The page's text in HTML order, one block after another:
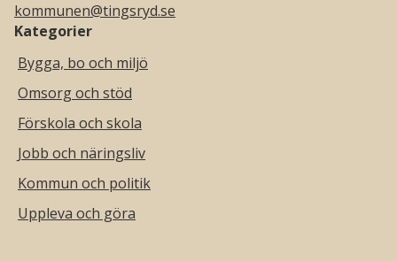
kommunen@tingsryd.se
Kategorier
Bygga, bo och miljö
Omsorg och stöd
Förskola och skola
Jobb och näringsliv
Kommun och politik
Uppleva och göra